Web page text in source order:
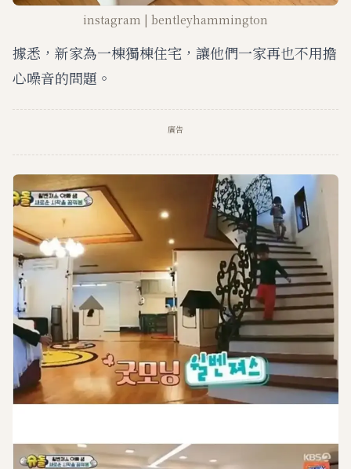
instagram | bentleyhammington
據悉，新家為一棟獨棟住宅，讓他們一家再也不用擔
心噪音的問題。
廣告